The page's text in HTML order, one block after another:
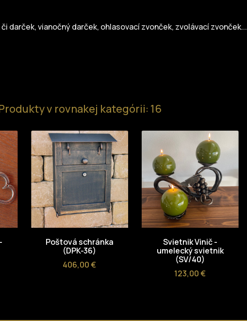
darček, vianočný darček, ohlasovací zvonček, zvolávací zvonček...
v rovnakej kategórii: 16
Poštová schránka
(DPK-36)
Cena
406,00 €
Svietnik Vinič -
umelecký svietnik
(SV/40)
Cena
123,00 €